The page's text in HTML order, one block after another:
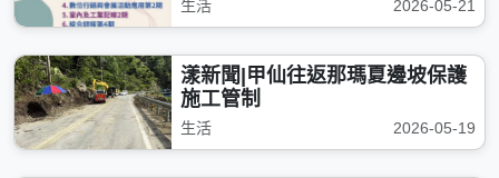
生活 2026-05-21
漾新聞|甲仙往返那瑪夏邊坡保護
施工管制
生活 2026-05-19